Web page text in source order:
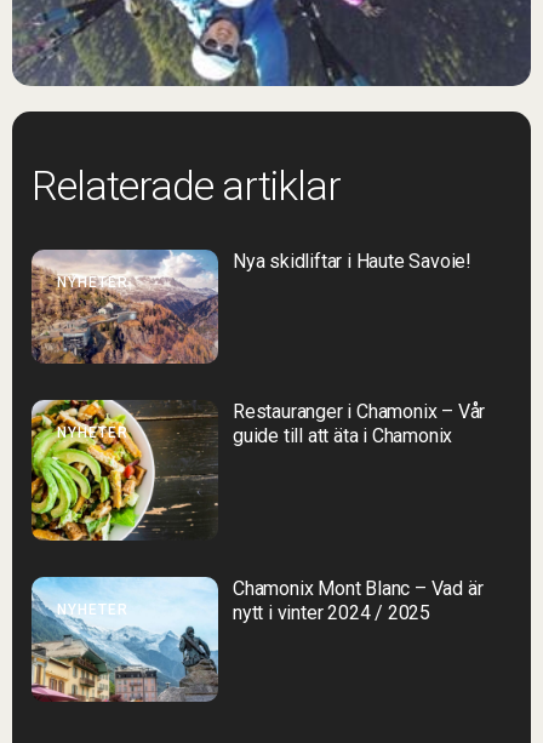
Relaterade artiklar
NYHETER
Nya skidliftar i Haute Savoie!
NYHETER
Restauranger i Chamonix – Vår
guide till att äta i Chamonix
NYHETER
Chamonix Mont Blanc – Vad är
nytt i vinter 2024 / 2025